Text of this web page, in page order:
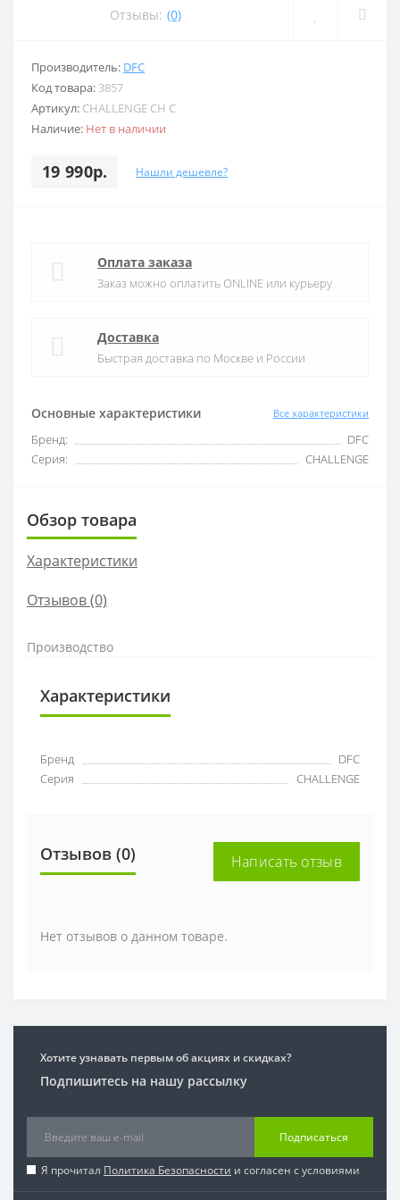
Отзывы: (0)
Производитель: DFC
Код товара: 3857
Артикул: CHALLENGE CH C
Наличие: Нет в наличии
19 990р. Нашли дешевле?
Основные характеристики Все характеристики
Бренд:
DFC
Серия:
CHALLENGE
Оплата заказа
Заказ можно оплатить ONLINE или курьеру
Доставка
Быстрая доставка по Москве и России
Обзор товара
Характеристики
Отзывов (0)
Производство
Характеристики
Бренд
DFC
Серия
CHALLENGE
Отзывов (0) Написать отзыв
Нет отзывов о данном товаре.
Хотите узнавать первым об акциях и скидках?
Подпишитесь на нашу рассылку
Подписаться
Я прочитал Политика Безопасности и согласен с условиями